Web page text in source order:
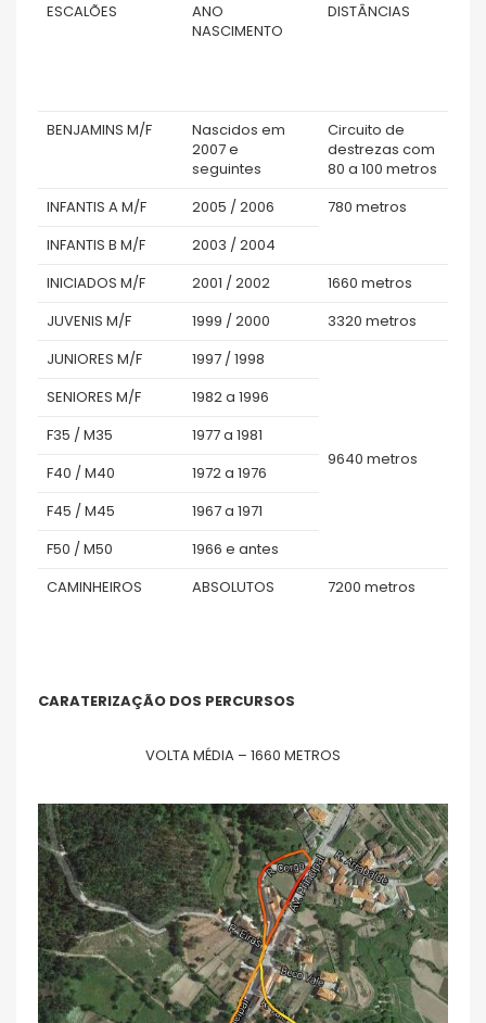
ESCALÕES
ANO
NASCIMENTO
DISTÂNCIAS
BENJAMINS M/F
Nascidos em
2007 e
seguintes
Circuito de
destrezas com
80 a 100 metros
INFANTIS A M/F
2005 / 2006
780 metros
INFANTIS B M/F
2003 / 2004
INICIADOS M/F
2001 / 2002
1660 metros
JUVENIS M/F
1999 / 2000
3320 metros
JUNIORES M/F
1997 / 1998
9640 metros
SENIORES M/F
1982 a 1996
F35 / M35
1977 a 1981
F40 / M40
1972 a 1976
F45 / M45
1967 a 1971
F50 / M50
1966 e antes
CAMINHEIROS
ABSOLUTOS 7200 metros
CARATERIZAÇÃO DOS PERCURSOS
VOLTA MÉDIA – 1660 METROS